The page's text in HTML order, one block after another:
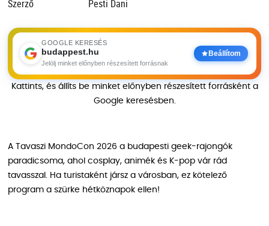
Szerző
Pesti Dani
GOOGLE KERESÉS
budappest.hu
Jelölj minket előnyben részesített forrásnak
Beállítom
Kattints, és állíts be minket előnyben részesített forrásként a
Google keresésben.
A Tavaszi MondoCon 2026 a budapesti geek-rajongók
paradicsoma, ahol cosplay, animék és K-pop vár rád
tavasszal. Ha turistaként jársz a városban, ez kötelező
program a szürke hétköznapok ellen!